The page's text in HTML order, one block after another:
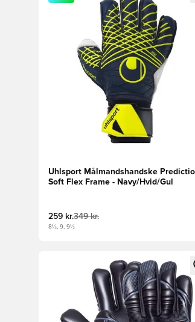
Uhlsport Målmandshandske
Soft Flex Frame - Navy/Hvid/Gul
259 kr.349 kr.
8½, 9, 9½
Åbner en Modal til at logge ind